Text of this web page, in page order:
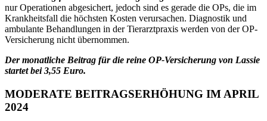
nur Operationen abgesichert, jedoch sind es gerade die OPs, die im
Krankheits­fall die höchsten Kosten verursachen. Diagnostik und
ambulante Behandlungen in der Tierarztpraxis werden von der OP-
Versicherung nicht übernommen.
Der monatliche Beitrag für die reine OP-Versicherung von Lassie
startet bei 3,55 Euro.
MODERATE BEITRAGSERHÖHUNG IM APRIL
2024